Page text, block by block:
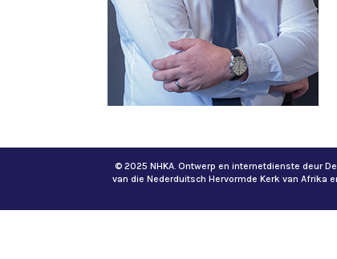
© 2025 NHKA. Ontwerp en internetdienste deur
van die Nederduitsch Hervormde Kerk van Afrika